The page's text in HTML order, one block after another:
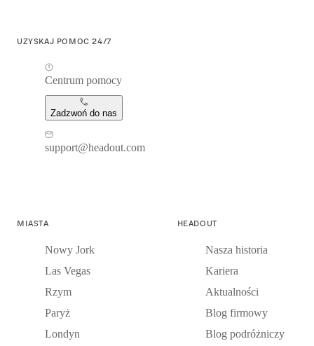
UZYSKAJ POMOC 24/7
Centrum pomocy
Zadzwoń do nas
support@headout.com
MIASTA
Nowy Jork
Las Vegas
Rzym
Paryż
Londyn
HEADOUT
Nasza historia
Kariera
Aktualności
Blog firmowy
Blog podróżniczy